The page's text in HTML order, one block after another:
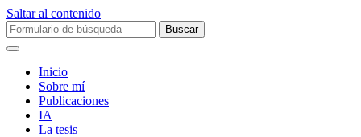
Saltar al contenido
Buscar:
Inicio
Sobre mí­
Publicaciones
IA
La tesis